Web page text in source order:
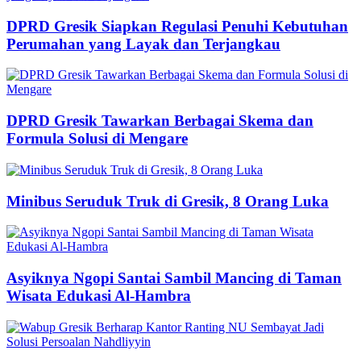
DPRD Gresik Siapkan Regulasi Penuhi Kebutuhan
Perumahan yang Layak dan Terjangkau
DPRD Gresik Tawarkan Berbagai Skema dan
Formula Solusi di Mengare
Minibus Seruduk Truk di Gresik, 8 Orang Luka
Asyiknya Ngopi Santai Sambil Mancing di Taman
Wisata Edukasi Al-Hambra